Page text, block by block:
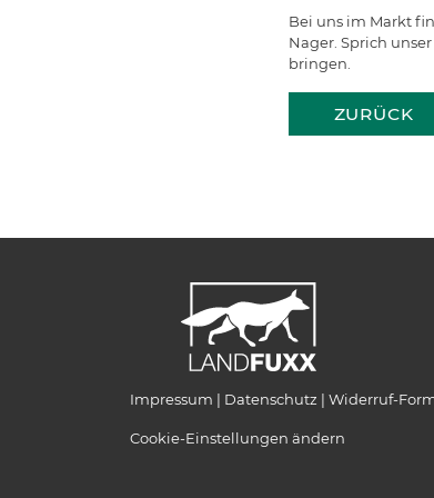
Bei uns im Markt
Nager. Sprich
bringen.
ZURÜCK
Impressum Datenschutz Widerruf-
Cookie-Einstellungen ändern